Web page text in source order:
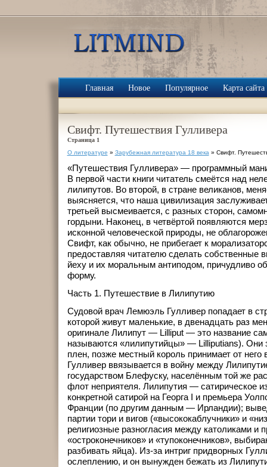
Главная Новое Популярное Карта сайта
Свифт. Путешествия Гулливера
Страница 1
О литературе » Зарубежная литература 18 века » Свифт.
«Путешествия Гулливера» — программный
В первой части книги читатель смеётся над
лилипутов. Во второй, в стране великанов,
выясняется, что наша цивилизация
третьей высмеивается, с разных сторон,
гордыни. Наконец, в четвёртой появляются
исконной человеческой природы, не
Свифт, как обычно, не прибегает к
предоставляя читателю сделать
йеху и их моральным антиподом, причудливо
форму.
Часть 1. Путешествие в Лилипутию
Судовой врач Лемюэль Гулливер попадает в
которой живут маленькие, в двенадцать раз
оригинале Лилипут — Lilliput — это название
называются «лилипутийцы» — Lilliputians). Они
плен, позже местный король принимает от него
Гулливер ввязывается в войну между
государством Блефуску, населённым той же
флот неприятеля. Лилипутия — сатирическое
конкретной сатирой на Георга I и премьера
Франции (по другим данным — Ирландии);
партии тори и вигов («высококаблучники» и
религиозные разногласия между католиками и
«остроконечников» и «тупоконечников»,
разбивать яйца). Из-за интриг придворных
ослеплению, и он вынужден бежать из